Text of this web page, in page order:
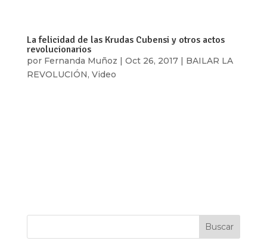
La felicidad de las Krudas Cubensi y otros actos
revolucionarios
por Fernanda Muñoz | Oct 26, 2017| BAILAR LA
REVOLUCIÓN, Video
Buscar